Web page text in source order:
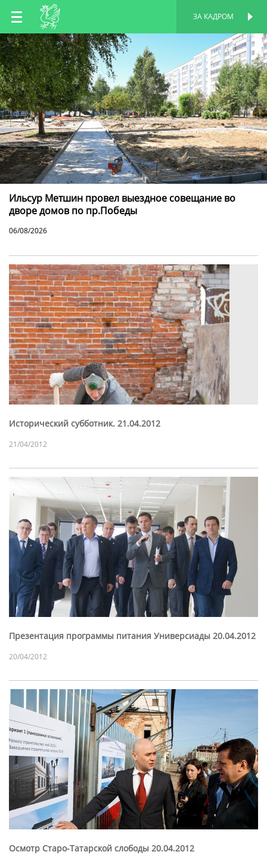
RU
EN
TT
ЗА КАДРОМ
Ильсур Метшин провел выездное совещание во
дворе домов по пр.Победы
06/08/2026
Исторический субботник. 21.04.2012
21/04/2012
Презентация программы питания Универсиады 20.04.2012
20/04/2012
Осмотр Старо-Татарской слободы 20.04.2012
ПЕРСОНАЛЬНАЯ
СТРАНИЦА